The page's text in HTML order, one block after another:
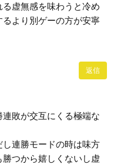
虚無感を味わうと冷め
より別ゲーの方が安寧
返信
敗が交互にくる極端な
連勝モードの時は味方
つから嬉しくないし虚